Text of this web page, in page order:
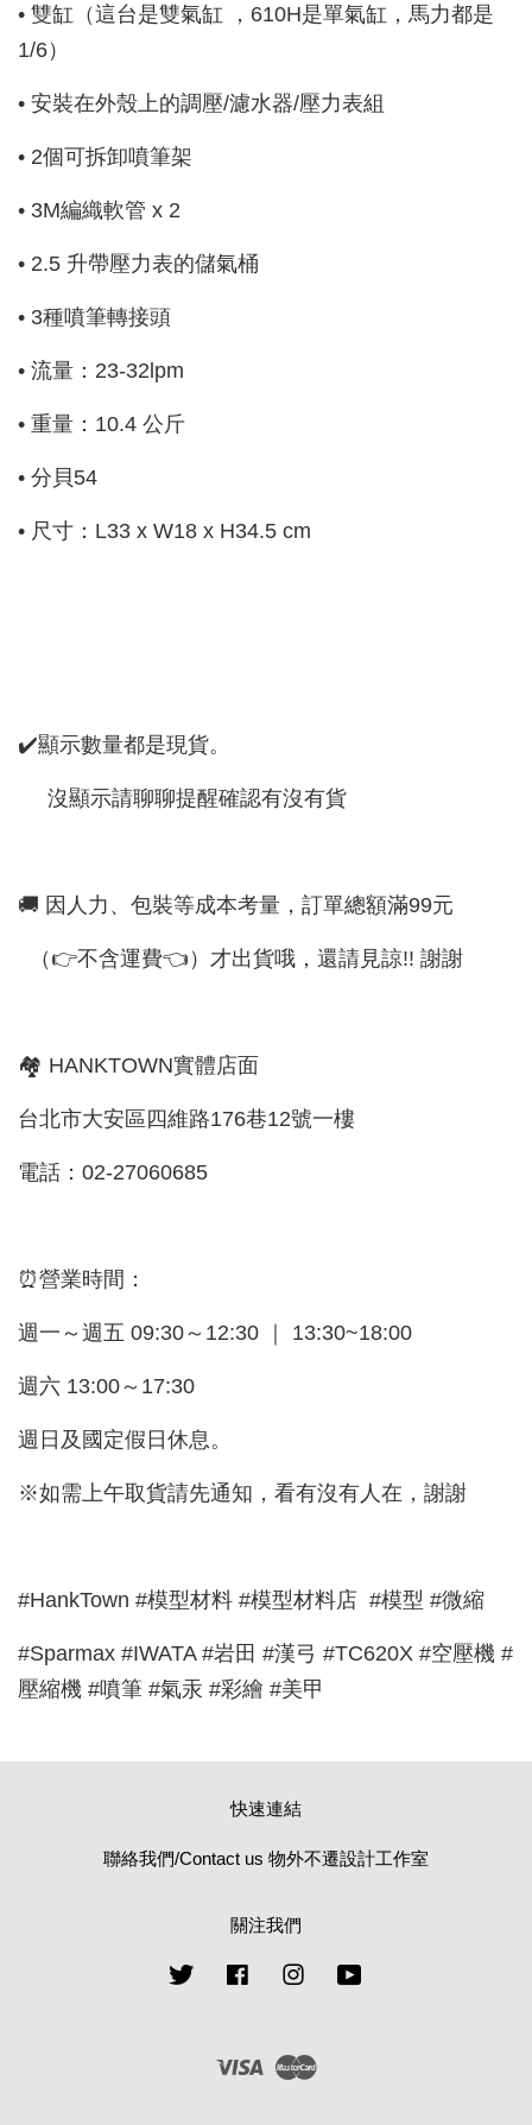
• 雙缸（這台是雙氣缸 ，610H是單氣缸，馬力都是
1/6）
• 安裝在外殼上的調壓/濾水器/壓力表組
• 2個可拆卸噴筆架
• 3M編織軟管 x 2
• 2.5 升帶壓力表的儲氣桶
• 3種噴筆轉接頭
• 流量：23-32lpm
• 重量：10.4 公斤
• 分貝54
• 尺寸：L33 x W18 x H34.5 cm
✔️顯示數量都是現貨。
沒顯示請聊聊提醒確認有沒有貨
🚚 因人力、包裝等成本考量，訂單總額滿99元
（👉不含運費👈）才出貨哦，還請見諒!! 謝謝
🏘 HANKTOWN實體店面
台北市大安區四維路176巷12號一樓
電話：02-27060685
⏰營業時間：
週一～週五 09:30～12:30 ｜ 13:30~18:00
週六 13:00～17:30
週日及國定假日休息。
※如需上午取貨請先通知，看有沒有人在，謝謝
#HankTown #模型材料 #模型材料店 #模型 #微縮
#Sparmax #IWATA #岩田 #漢弓 #TC620X #空壓機 #
壓縮機 #噴筆 #氣汞 #彩繪 #美甲
快速連結
聯絡我們/Contact us 物外不遷設計工作室
關注我們
Twitter FacebookInstagram
Visa